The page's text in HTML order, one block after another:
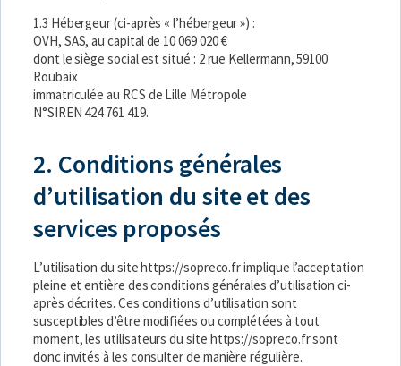
1.3 Hébergeur (ci-après « l’hébergeur ») :
OVH, SAS, au capital de 10 069 020 €
dont le siège social est situé : 2 rue Kellermann, 59100
Roubaix
immatriculée au RCS de Lille Métropole
N°SIREN 424 761 419.
2. Conditions générales
d’utilisation du site et des
services proposés
L’utilisation du sitehttps://sopreco.frimplique l’acceptation
pleine et entière des conditions générales d’utilisation ci-
après décrites. Ces conditions d’utilisation sont
susceptibles d’être modifiées ou complétées à tout
moment, les utilisateurs du site https://sopreco.frsont
donc invités à les consulter de manière régulière.